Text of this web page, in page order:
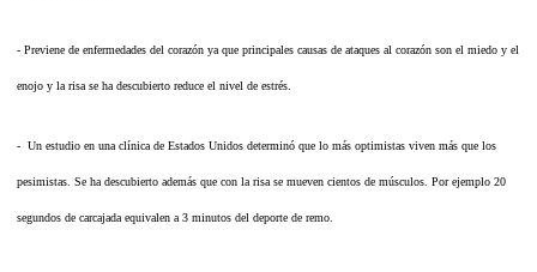
- Previene de enfermedades del corazón ya que principales causas de ataques al corazón son el miedo y el
enojo y la risa se ha descubierto reduce el nivel de estrés.
- Un estudio en una clínica de Estados Unidos determinó que lo más optimistas viven más que los
pesimistas. Se ha descubierto además que con la risa se mueven cientos de músculos. Por ejemplo 20
segundos de carcajada equivalen a 3 minutos del deporte de remo.